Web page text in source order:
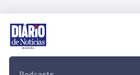
Rua Dr. Fernão de Ornelas, 56 - 3º